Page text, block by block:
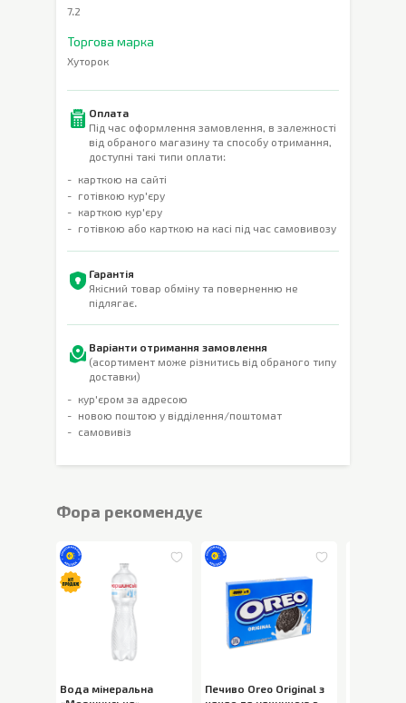
7.2
Торгова марка
Хуторок
Оплата
Під час оформлення замовлення, в залежності
від обраного магазину та способу отримання,
доступні такі типи оплати:
карткою на сайті
готівкою кур'єру
карткою кур'єру
готівкою або карткою на касі під час самовивозу
Гарантія
Якісний товар обміну та поверненню не
підлягає.
Варіанти отримання замовлення
(асортимент може різнитись від обраного типу
доставки)
кур'єром за адресою
новою поштою у відділення/поштомат
самовивіз
Фора рекомендує
Вода мінеральна
Печиво Oreo Original з